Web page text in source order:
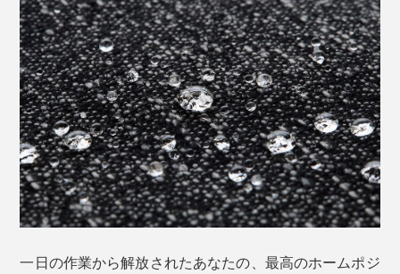
一日の作業から解放されたあなたの、最高のホームポジ